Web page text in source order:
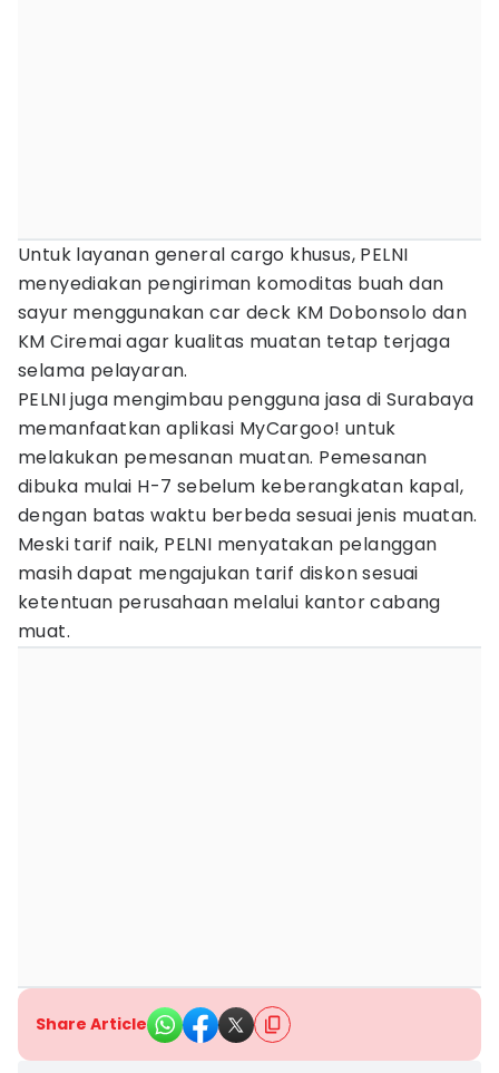
Untuk layanan general cargo khusus, PELNI
menyediakan pengiriman komoditas buah dan
sayur menggunakan car deck KM Dobonsolo dan
KM Ciremai agar kualitas muatan tetap terjaga
selama pelayaran.
PELNI juga mengimbau pengguna jasa di Surabaya
memanfaatkan aplikasi MyCargoo! untuk
melakukan pemesanan muatan. Pemesanan
dibuka mulai H-7 sebelum keberangkatan kapal,
dengan batas waktu berbeda sesuai jenis muatan.
Meski tarif naik, PELNI menyatakan pelanggan
masih dapat mengajukan tarif diskon sesuai
ketentuan perusahaan melalui kantor cabang
muat.
Share Article